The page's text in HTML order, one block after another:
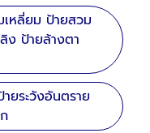
เหลี่ยม ป้ายสวม
ง ป้ายล้างตา
ยระวังอันตราย